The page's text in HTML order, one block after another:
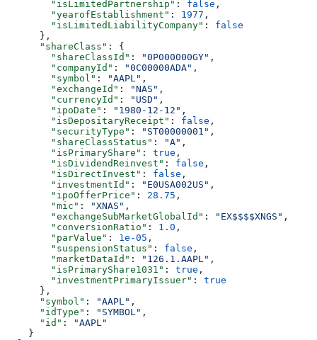
        "isLimitedPartnership"
: false ,
        "yearofEstablishment"
: 1977 ,
        "isLimitedLiabilityCompany"
: false
      },
      "shareClass"
: {
        "shareClassId"
: "0P000000GY" ,
        "companyId"
: "0C00000ADA" ,
        "symbol"
: "AAPL" ,
        "exchangeId"
: "NAS" ,
        "currencyId"
: "USD" ,
        "ipoDate"
: "1980-12-12" ,
        "isDepositaryReceipt"
: false ,
        "securityType"
: "ST00000001" ,
        "shareClassStatus"
: "A" ,
        "isPrimaryShare"
: true ,
        "isDividendReinvest"
: false ,
        "isDirectInvest"
: false ,
        "investmentId"
: "E0USA002US" ,
        "ipoOfferPrice"
: 28.75 ,
        "mic"
: "XNAS" ,
        "exchangeSubMarketGlobalId"
: "EX$$$$XNGS" ,
        "conversionRatio"
: 1.0 ,
        "parValue"
: 1e-05 ,
        "suspensionStatus"
: false ,
        "marketDataId"
: "126.1.AAPL" ,
        "isPrimaryShare1031"
: true ,
        "investmentPrimaryIssuer"
: true
      },
      "symbol"
: "AAPL" ,
      "idType"
: "SYMBOL" ,
      "id"
:
"AAPL"
    }